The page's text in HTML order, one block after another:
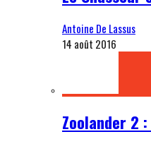
Antoine De Lassus
14 août 2016
Zoolander 2